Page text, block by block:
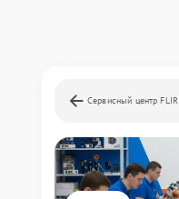
Сервисный центр FLIR